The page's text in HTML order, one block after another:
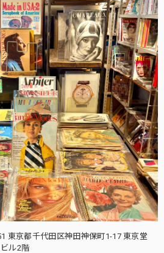
東京都千代田区神田神保町1-17 東京堂
ル2階